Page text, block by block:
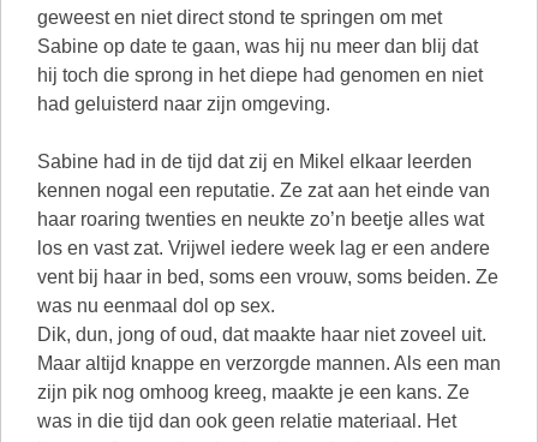
geweest en niet direct stond te springen om met
Sabine op date te gaan, was hij nu meer dan blij dat
hij toch die sprong in het diepe had genomen en niet
had geluisterd naar zijn omgeving.
Sabine had in de tijd dat zij en Mikel elkaar leerden
kennen nogal een reputatie. Ze zat aan het einde van
haar roaring twenties en neukte zo’n beetje alles wat
los en vast zat. Vrijwel iedere week lag er een andere
vent bij haar in bed, soms een vrouw, soms beiden. Ze
was nu eenmaal dol op sex.
Dik, dun, jong of oud, dat maakte haar niet zoveel uit.
Maar altijd knappe en verzorgde mannen. Als een man
zijn pik nog omhoog kreeg, maakte je een kans. Ze
was in die tijd dan ook geen relatie materiaal. Het